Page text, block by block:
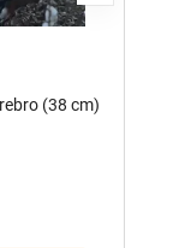
(38 cm)